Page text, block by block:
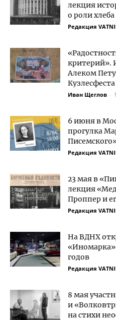
лекция
о роли
Редакция
критерий».
Алеком
Кузлесфеста
Иван Щеглов -
6 июня в
прогулка
Редакция
23 мая в
лекция
Проппер и
Редакция
На ВДНХ
«Иномарка»
годов
Редакция
8 мая
и
на стихи